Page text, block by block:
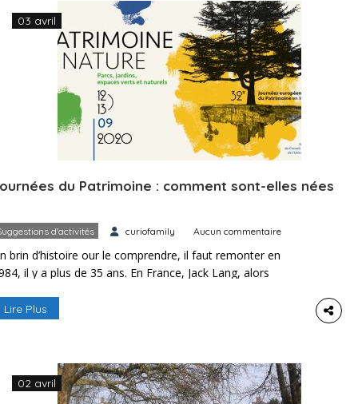
03 avril
du Patrimoine : comment sont-elles nées
d'activités curiofamily Aucun commentaire
brin d’histoire our le comprendre, il faut remonter en
il y a plus de 35 ans. En France, Jack Lang, alors
du mois de septembre, une journée portes
Lire Plus
02 avril